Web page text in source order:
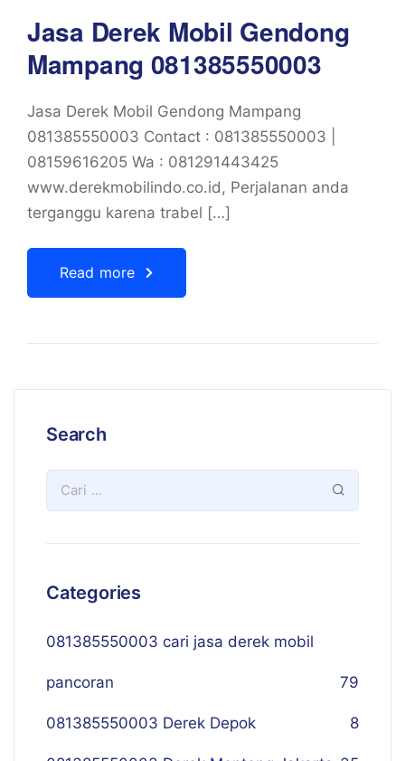
Jasa Derek Mobil Gendong
Mampang 081385550003
Jasa Derek Mobil Gendong Mampang
081385550003 Contact : 081385550003 |
08159616205 Wa : 081291443425
www.derekmobilindo.co.id, Perjalanan anda
terganggu karena trabel […]
Read more
Search
Categories
081385550003 cari jasa derek mobil
pancoran 79
081385550003 Derek Depok 8